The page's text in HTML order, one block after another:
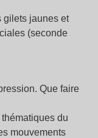
gilets jaunes et
(seconde
Que faire
thématiques du
mouvements